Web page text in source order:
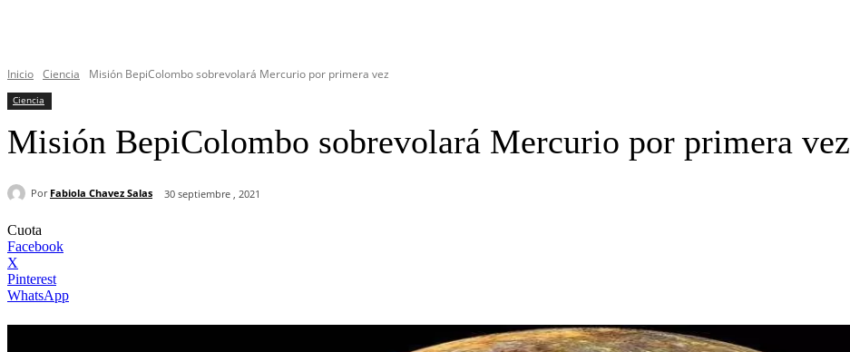
Inicio Ciencia Misión BepiColombo sobrevolará Mercurio por primera vez
Ciencia
Misión BepiColombo sobrevolará Mercurio por primera vez
Por Fabiola Chavez Salas 30 septiembre , 2021
Cuota
Facebook
X
Pinterest
WhatsApp